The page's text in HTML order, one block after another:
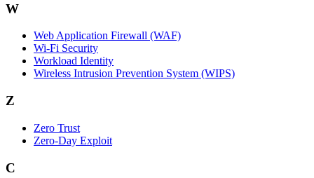
W
Web Application Firewall (WAF)
Wi‑Fi Security
Workload Identity
Wireless Intrusion Prevention System (WIPS)
Z
Zero Trust
Zero‑Day Exploit
C